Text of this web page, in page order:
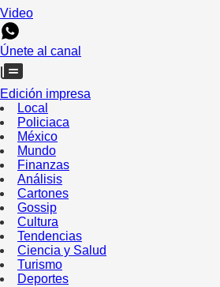
Video
Únete al canal
Edición impresa
Local
Policiaca
México
Mundo
Finanzas
Análisis
Cartones
Gossip
Cultura
Tendencias
Ciencia y Salud
Turismo
Deportes